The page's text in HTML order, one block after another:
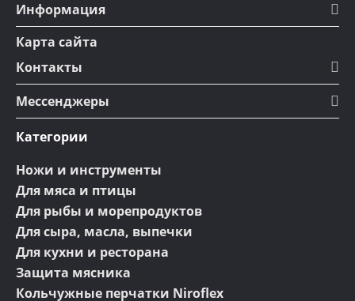
Информация
Карта сайта
Контакты
Мессенджеры
Категории
Ножи и инструменты
Для мяса и птицы
Для рыбы и морепродуктов
Для сыра, масла, выпечки
Для кухни и ресторана
Защита мясника
Кольчужные перчатки Niroflex